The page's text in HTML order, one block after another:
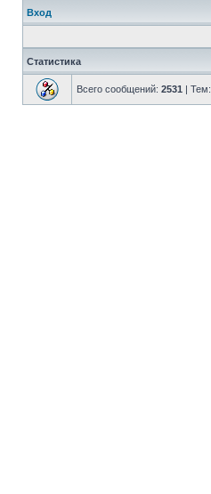
Вход
Статистика
Всего сообщений: 2531 | Тем: